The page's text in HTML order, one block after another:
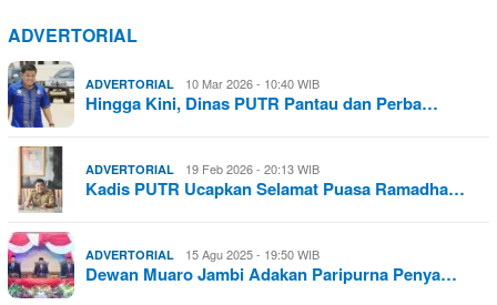
ADVERTORIAL
ADVERTORIAL 10 Mar 2026 - 10:40 WIB
Hingga Kini, Dinas PUTR Pantau dan Perba…
ADVERTORIAL 19 Feb 2026 - 20:13 WIB
Kadis PUTR Ucapkan Selamat Puasa Ramadha…
ADVERTORIAL 15 Agu 2025 - 19:50 WIB
Dewan Muaro Jambi Adakan Paripurna Penya…